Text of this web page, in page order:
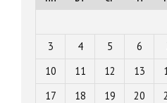
3
4 5 6
10
11 12 13
17
18 19 20